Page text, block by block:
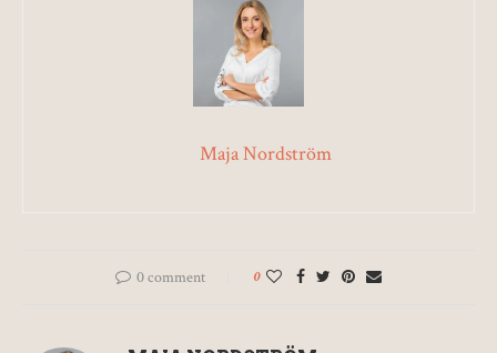
Maja Nordström
0 comment 0